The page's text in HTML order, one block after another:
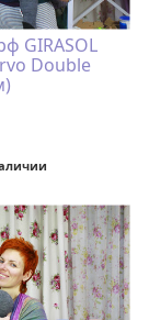
GIRASOL
Double